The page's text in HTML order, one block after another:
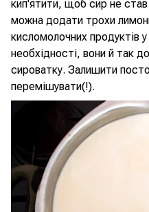
кип'ятити, щоб сир не
можна додати трохи
кисломолочних продуктів
необхідності, вони й так
сироватку. Залишити
перемішувати(!).